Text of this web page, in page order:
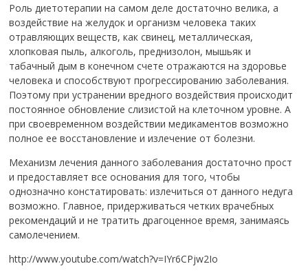
Роль диетотерапии на самом деле достаточно велика, а
воздействие на желудок и организм человека таких
отравляющих веществ, как свинец, металлическая,
хлопковая пыль, алкоголь, преднизoлон, мышьяк и
табачный дым в конечном счете отражаются на здоровье
человека и способствуют прогрессированию заболевания.
Поэтому при устранении вредного воздействия происходит
постоянное обновление слизистой на клеточном уровне. А
при своевременном воздействии медикаментов возможно
полное ее восстановление и излечение от болезни.
Механизм лечения данного заболевания достаточно прост
и предоставляет все основания для того, чтобы
однозначно констатировать: излечиться от данного недуга
возможно. Главное, придерживаться четких врачебных
рекомендаций и не тратить драгоценное время, занимаясь
самолечением.
http://www.youtube.com/watch?v=IYr6CPjw2Io